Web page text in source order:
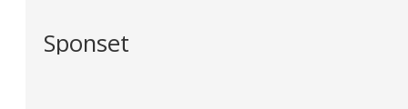
Sponset